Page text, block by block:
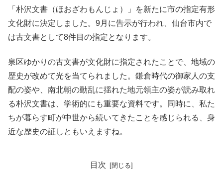
「朴沢文書（ほおざわもんじょ）」を新たに市の指定有形
文化財に決定しました。9月に告示が行われ、仙台市内で
は古文書として8件目の指定となります。
泉区ゆかりの古文書が文化財に指定されたことで、地域の
歴史が改めて光を当てられました。鎌倉時代の御家人の支
配の姿や、南北朝の動乱に揺れた地元領主の姿が読み取れ
る朴沢文書は、学術的にも重要な資料です。同時に、私た
ちが暮らす町が中世から続いてきたことを感じられる、身
近な歴史の証しともいえますね。
目次